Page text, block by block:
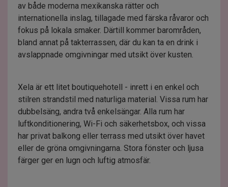
av både moderna mexikanska rätter och
internationella inslag, tillagade med färska råvaror och
fokus på lokala smaker. Därtill kommer barområden,
bland annat på takterrassen, där du kan ta en drink i
avslappnade omgivningar med utsikt över kusten.
Xela är ett litet boutiquehotell - inrett i en enkel och
stilren strandstil med naturliga material. Vissa rum har
dubbelsäng, andra två enkelsängar. Alla rum har
luftkonditionering, Wi-Fi och säkerhetsbox, och vissa
har privat balkong eller terrass med utsikt över havet
eller de gröna omgivningarna. Stora fönster och ljusa
färger ger en lugn och luftig atmosfär.